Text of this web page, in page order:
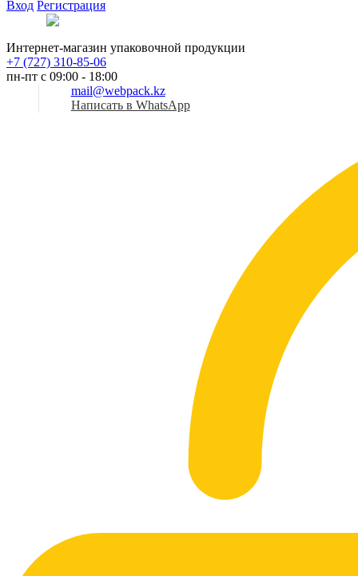
Вход Регистрация
Интернет-магазин упаковочной продукции
+7 (727) 310-85-06
пн-пт с 09:00 - 18:00
mail@webpack.kz
Написать в WhatsApp